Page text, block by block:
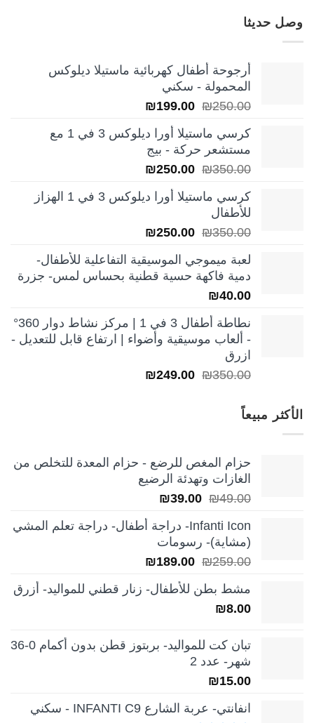
وصل حديثا
أرجوحة أطفال كهربائية ماستيلا ديلوكس
المحمولة - سكني
₪250.00
السعر
هو:
₪250.00.
₪199.00
هو:
كرسي ماستيلا أورا ديلوكس 3 في 1 مع
مستشعر حركة - بيج
₪350.00
السعر
هو:
₪250.00
هو:
كرسي ماستيلا أورا ديلوكس 3 في 1 الهزاز
للأطفال
₪350.00
السعر
هو:
₪350.00.
₪250.00
هو:
₪250.00.
لعبة ميموجي الموسيقية التفاعلية للأطفال-
دمية فاكهة حسية قطنية بحساس لمس- جزرة
₪40.00
نطاطة أطفال 3 في 1 | مركز نشاط دوار 360°
- ألعاب موسيقية وأضواء | ارتفاع قابل للتعديل -
ازرق
₪350.00
السعر ₪249.00
الأكثر مبيعاً
حزام المغص للرضع - حزام المعدة للتخلص من
الغازات وتهدئة الرضيع
₪49.00
السعر
هو:
₪49.00.
₪39.00
هو:
₪39.00.
Infanti Icon- دراجة أطفال- دراجة تعلم المشي
(مشاية)- رسومات
₪259.00
السعر
هو:
₪189.00
هو:
مشط بطن للأطفال- زنار قطني للمواليد- أزرق
₪8.00
تبان كت للمواليد- بربتوز قطن بدون أكمام 0-36
شهر- عدد 2
₪15.00
انفانتي- عربة الشارع INFANTI C9 - سكني